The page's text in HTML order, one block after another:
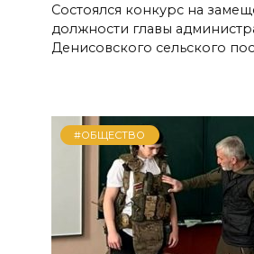
Состоялся конкурс на
должности главы
Денисовского сельского
#ОБЩЕСТВО